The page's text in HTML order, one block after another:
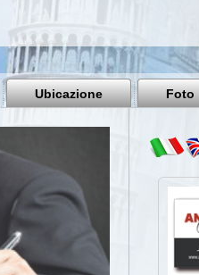
Ubicazione Foto